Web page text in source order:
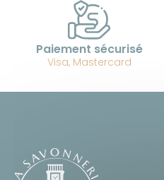
Paiement sécurisé
Visa, Mastercard